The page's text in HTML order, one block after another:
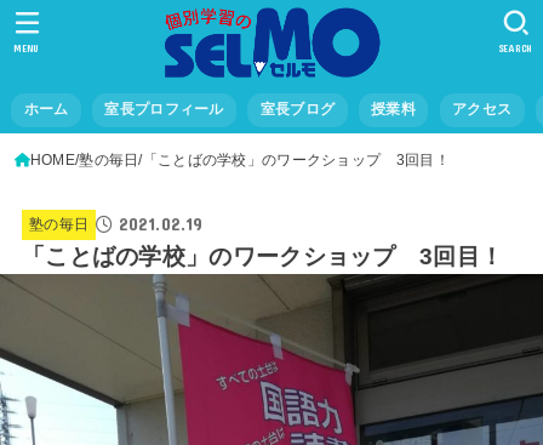
ホーム 室長プロフィール 室長ブログ 授業料 アクセス
SEARCH
MENU
HOME 塾の毎日 「ことばの学校」のワークショップ 3回目！
塾の毎日 2021.02.19
「ことばの学校」のワークショップ 3回目！